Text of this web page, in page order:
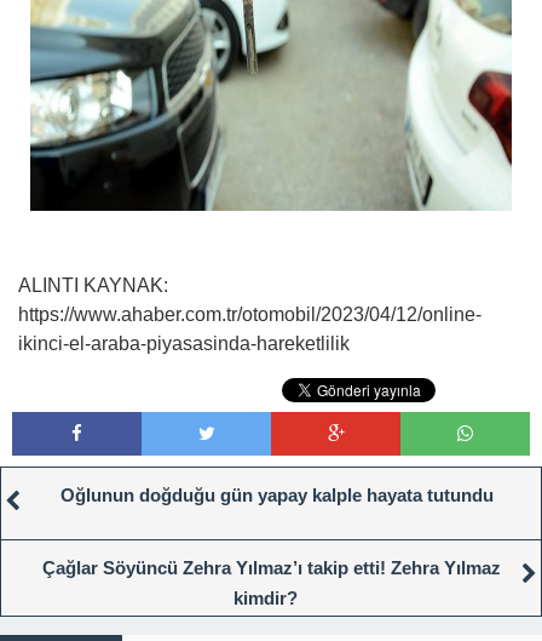
ALINTI KAYNAK:
https://www.ahaber.com.tr/otomobil/2023/04/12/online-
ikinci-el-araba-piyasasinda-hareketlilik
Oğlunun doğduğu gün yapay kalple hayata tutundu
Çağlar Söyüncü Zehra Yılmaz’ı takip etti! Zehra Yılmaz
kimdir?